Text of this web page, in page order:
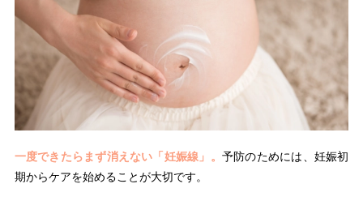
一度できたらまず消えない「妊娠線」。 予防のためには、妊娠初
期からケアを始めることが大切です。